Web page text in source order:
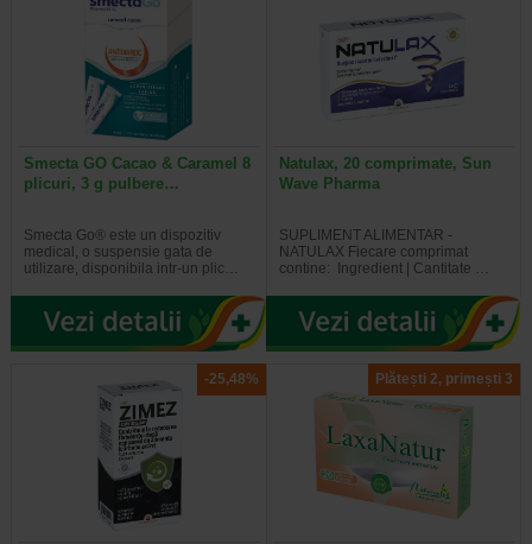
Smecta GO Cacao & Caramel 8
plicuri, 3 g pulbere…
Smecta Go® este un dispozitiv
medical, o suspensie gata de
utilizare, disponibila intr-un plic…
Natulax, 20 comprimate, Sun
Wave Pharma
SUPLIMENT ALIMENTAR -
NATULAX Fiecare comprimat
contine: Ingredient | Cantitate …
-25,48% Plătești 2, primești 3